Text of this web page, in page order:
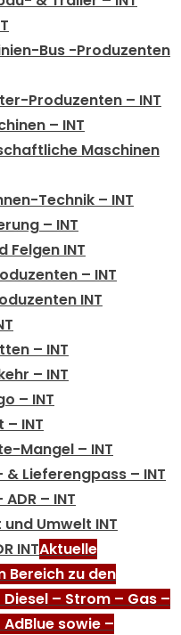
Bus -Produzenten
Produzenten – INT
– INT
Maschinen
Technik – INT
– INT
Felgen INT
– INT
INT
– INT
– INT
– INT
– INT
Mangel – INT
Lieferengpass – INT
– INT
Umwelt INT
INTAktuelle
Bereich zu den
– Strom – Gas –
sowie –